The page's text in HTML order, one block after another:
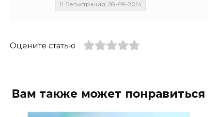
Регистрация: 28-09-2014
Оцените статью
Вам также может понравиться